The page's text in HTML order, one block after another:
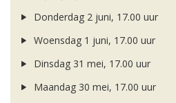
Donderdag 2 juni, 17.00 uur
Woensdag 1 juni, 17.00 uur
Dinsdag 31 mei, 17.00 uur
Maandag 30 mei, 17.00 uur